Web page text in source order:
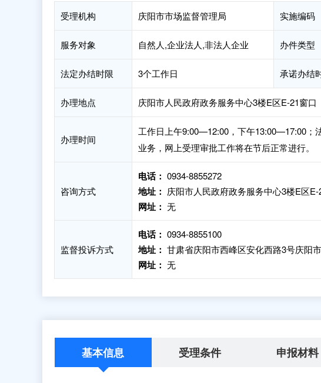
受理机构 庆阳市市场监督管理局 实施编码
服务对象 自然人,企业法人,非法人企业 办件类型
法定办结时限 3个工作日 承诺办结
办理地点 庆阳市人民政府政务服务中心3楼E区E-21窗口
办理时间
工作日上午9:00—12:00，下午13:00—17:00；
业务，网上受理审批工作将在节后正常进行。
咨询方式
电话： 0934-8855272
地址： 庆阳市人民政府政务服务中心3楼E区E-
网址： 无
监督投诉方式
电话： 0934-8855100
地址： 甘肃省庆阳市西峰区安化西路3号庆阳
网址： 无
基本信息 受理条件 申报材料